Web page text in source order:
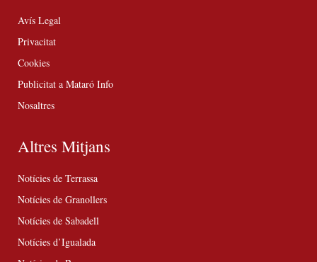
Avís Legal
Privacitat
Cookies
Publicitat a Mataró Info
Nosaltres
Altres Mitjans
Notícies de Terrassa
Notícies de Granollers
Notícies de Sabadell
Notícies d’Igualada